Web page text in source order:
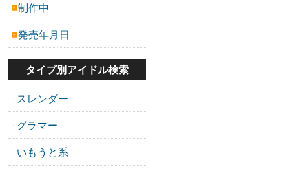
▶制作中
▶発売年月日
タイプ別アイドル検索
・ スレンダー
・ グラマー
・ いもうと系